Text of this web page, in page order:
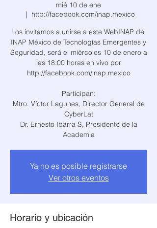
mié 10 de ene
  |
http://facebook.com/inap.mexico
Los invitamos a unirse a este WebINAP del
INAP México de Tecnologías Emergentes y
Seguridad, será el miércoles 10 de enero a
las 18:00 horas en vivo por
http://facebook.com/inap.mexico
Participan:
Mtro. Víctor Lagunes, Director General de
CyberLat
Dr. Ernesto Ibarra S, Presidente de la
Academia
Ya no es posible registrarse
Ver otros eventos
Horario y ubicación